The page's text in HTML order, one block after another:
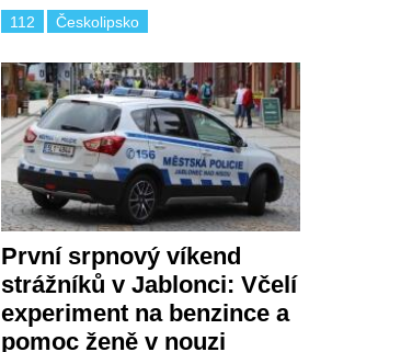
112 Českolipsko
První srpnový víkend
strážníků v Jablonci: Včelí
experiment na benzince a
pomoc ženě v nouzi